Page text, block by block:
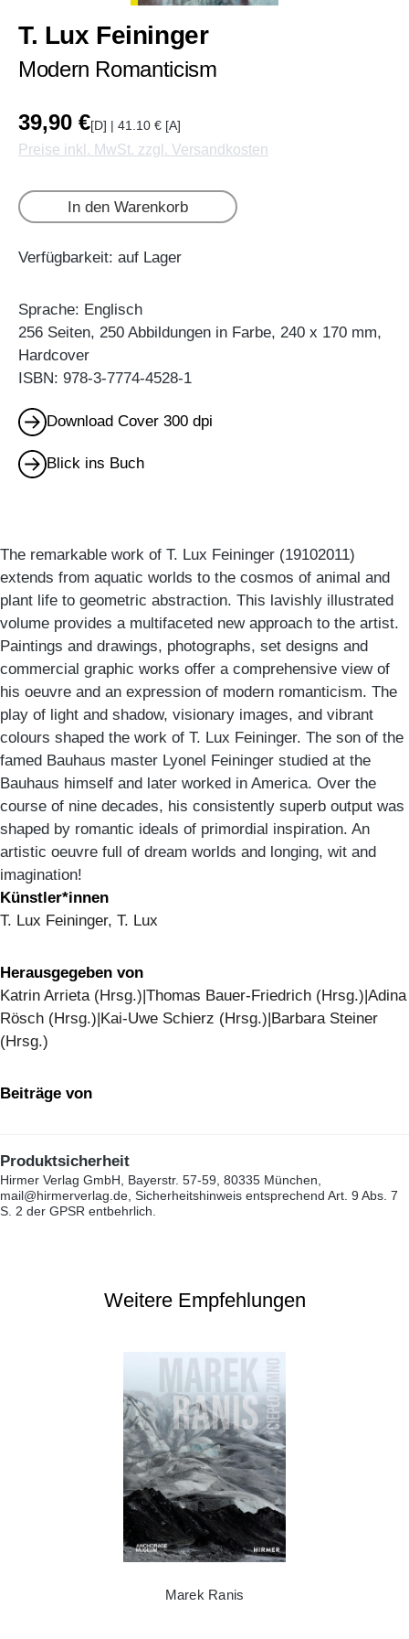
T. Lux Feininger
Modern Romanticism
39,90 €[D] | 41.10 € [A]
Preise inkl. MwSt. zzgl. Versandkosten
In den Warenkorb
Verfügbarkeit: auf Lager
Sprache: Englisch
256 Seiten, 250 Abbildungen in Farbe, 240 x 170 mm,
Hardcover
ISBN: 978-3-7774-4528-1
Download Cover 300 dpi
Blick ins Buch
The remarkable work of T. Lux Feininger (19102011)
extends from aquatic worlds to the cosmos of animal and
plant life to geometric abstraction. This lavishly illustrated
volume provides a multifaceted new approach to the artist.
Paintings and drawings, photographs, set designs and
commercial graphic works offer a comprehensive view of
his oeuvre and an expression of modern romanticism. The
play of light and shadow, visionary images, and vibrant
colours shaped the work of T. Lux Feininger. The son of the
famed Bauhaus master Lyonel Feininger studied at the
Bauhaus himself and later worked in America. Over the
course of nine decades, his consistently superb output was
shaped by romantic ideals of primordial inspiration. An
artistic oeuvre full of dream worlds and longing, wit and
imagination!
Künstler*innen
T. Lux Feininger, T. Lux
Herausgegeben von
Katrin Arrieta (Hrsg.)|Thomas Bauer-Friedrich (Hrsg.)|Adina
Rösch (Hrsg.)|Kai-Uwe Schierz (Hrsg.)|Barbara Steiner
(Hrsg.)
Beiträge von
Produktsicherheit
Hirmer Verlag GmbH, Bayerstr. 57-59, 80335 München,
mail@hirmerverlag.de, Sicherheitshinweis entsprechend Art. 9 Abs. 7
S. 2 der GPSR entbehrlich.
Weitere Empfehlungen
Marek Ranis